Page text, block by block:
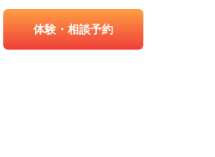
体験・相談予約